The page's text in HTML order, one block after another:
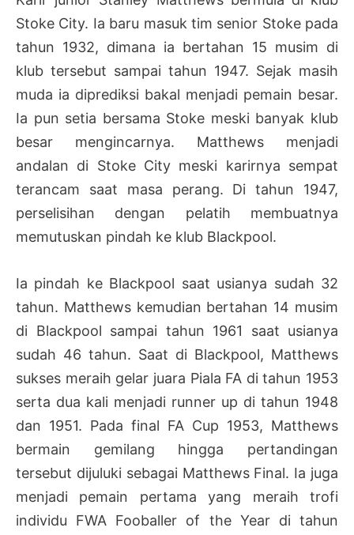
Stoke City. Ia baru masuk tim senior Stoke pada
tahun 1932, dimana ia bertahan 15 musim di
klub tersebut sampai tahun 1947. Sejak masih
muda ia diprediksi bakal menjadi pemain besar.
Ia pun setia bersama Stoke meski banyak klub
besar mengincarnya. Matthews menjadi
andalan di Stoke City meski karirnya sempat
terancam saat masa perang. Di tahun 1947,
perselisihan dengan pelatih membuatnya
memutuskan pindah ke klub Blackpool.
Ia pindah ke Blackpool saat usianya sudah 32
tahun. Matthews kemudian bertahan 14 musim
di Blackpool sampai tahun 1961 saat usianya
sudah 46 tahun. Saat di Blackpool, Matthews
sukses meraih gelar juara Piala FA di tahun 1953
serta dua kali menjadi runner up di tahun 1948
dan 1951. Pada final FA Cup 1953, Matthews
bermain gemilang hingga pertandingan
tersebut dijuluki sebagai Matthews Final. Ia juga
menjadi pemain pertama yang meraih trofi
individu FWA Fooballer of the Year di tahun